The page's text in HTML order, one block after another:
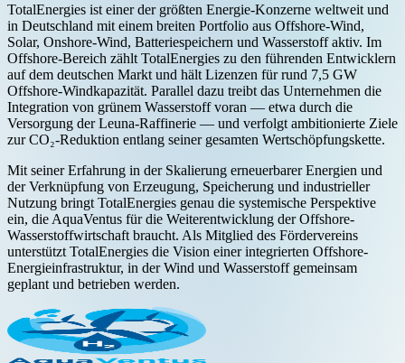
TotalEnergies ist einer der größten Energie-Konzerne weltweit und
in Deutschland mit einem breiten Portfolio aus Offshore-Wind,
Solar, Onshore-Wind, Batteriespeichern und Wasserstoff aktiv. Im
Offshore-Bereich zählt TotalEnergies zu den führenden Entwicklern
auf dem deutschen Markt und hält Lizenzen für rund 7,5 GW
Offshore-Windkapazität. Parallel dazu treibt das Unternehmen die
Integration von grünem Wasserstoff voran — etwa durch die
Versorgung der Leuna-Raffinerie — und verfolgt ambitionierte Ziele
zur CO₂-Reduktion entlang seiner gesamten Wertschöpfungskette.
Mit seiner Erfahrung in der Skalierung erneuerbarer Energien und
der Verknüpfung von Erzeugung, Speicherung und industrieller
Nutzung bringt TotalEnergies genau die systemische Perspektive
ein, die AquaVentus für die Weiterentwicklung der Offshore-
Wasserstoffwirtschaft braucht. Als Mitglied des Fördervereins
unterstützt TotalEnergies die Vision einer integrierten Offshore-
Energieinfrastruktur, in der Wind und Wasserstoff gemeinsam
geplant und betrieben werden.